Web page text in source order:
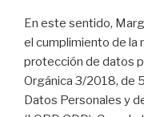
En este sentido,
el cumplimiento de la
protección de datos
Orgánica 3/2018, de
Datos Personales y